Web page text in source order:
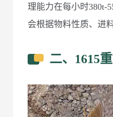
理能力在每小时380t-
会根据物料性质、进
二、1615